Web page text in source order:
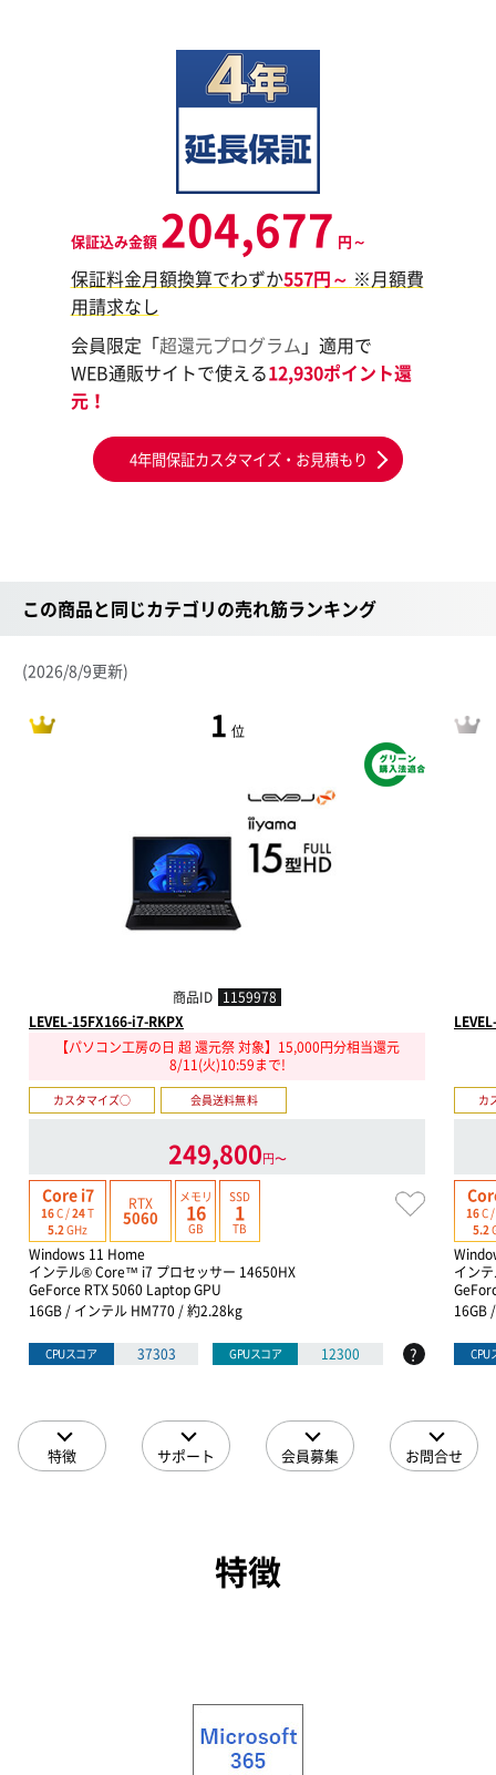
保証込み金額 204,677 円～
保証料金月額換算でわずか557円～ ※月額費
用請求なし
会員限定「超還元プログラム 」適用で
WEB通販サイトで使える12,930ポイント還
元！
4年間保証カスタマイズ・お見積もり
この商品と同じカテゴリの売れ筋ランキング
(2026/8/9更新)
1 位
商品ID 1159978
LEVEL-15FX166-i7-RKPX
【パソコン工房の日 超 還元祭 対象】15,000円分相当還元
8/11(火)10:59まで!
カスタマイズ○ 会員送料無料
249,800円〜
Core i7
16C /24T
5.2 GHz
RTX
5060
メモリ
16
GB
SSD
1
TB
Windows 11 Home
インテル® Core™ i7 プロセッサー 14650HX
GeForce RTX 5060 Laptop GPU
16GB / インテル HM770 / 約2.28kg
CPUスコア 37303 GPUスコア 12300 ?
カ
16C /
5.2
イン
16GB
CPU
特徴 サポート 会員募集 お問合せ
特徴